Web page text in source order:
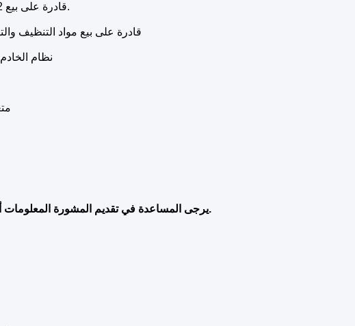
قادرة على بيع 2-8أنواع السوائل، 80 لتر/خزان للأنواع 2-4، 45 لتر/خزان للأنواع 5-8.
قادرة على بيع مواد التنظيف
نظام
يرجى المساعدة في تقديم المشورة المعلومات أدناه عندما قمت بتخصيص الجهاز، ثم يمكننا أن نوصي أفضل نموذج لك.